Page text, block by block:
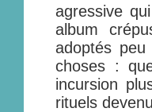
agressive
album
adoptés
choses :
incursion
rituels